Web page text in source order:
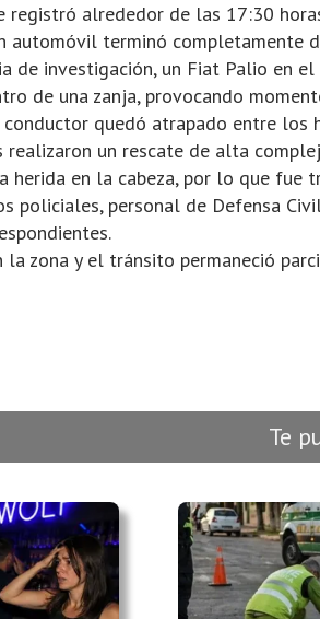
registró alrededor de las 17:30
automóvil terminó completamente
de investigación, un Fiat Palio en
de una zanja, provocando
quedó atrapado entre
realizaron un rescate de alta
herida en la cabeza, por lo que
policiales, personal de Defensa
la zona y el tránsito permaneció
Te